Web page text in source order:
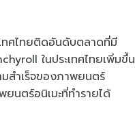
เทศไทยติดอันดับตลาดที่มี
ในประเทศไทยเพิ่มขึ้น
สำเร็จของภาพยนตร์
นตร์อนิเมะที่ทำรายได้